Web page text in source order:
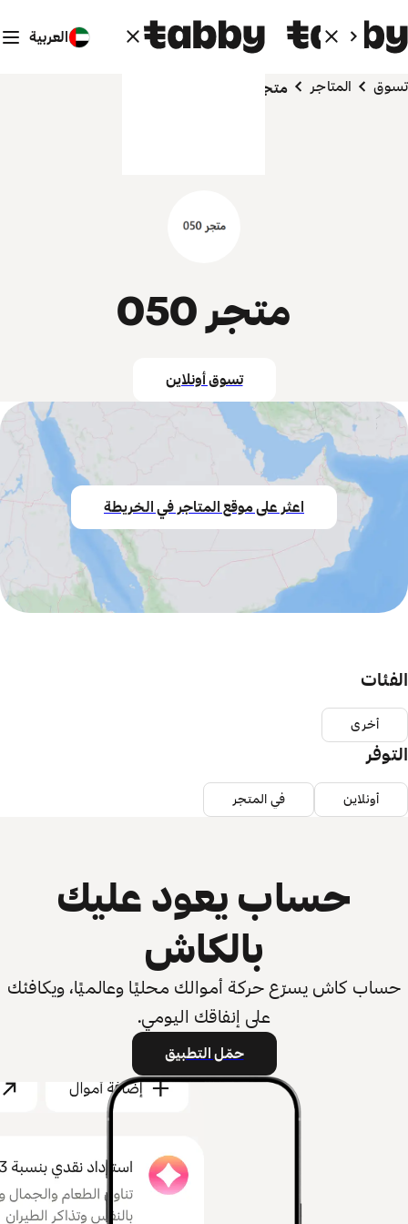
العربية
تسوق المتاجر متجر 050
متجر 050
تسوق أونلاين
اعثر على موقع المتاجر في الخريطة
الفئات
أخرى
التوفر
أونلاين في المتجر
حساب يعود عليك
بالكاش
حساب كاش يسرّع حركة أموالك محليًا وعالميًا، ويكافئك
على إنفاقك اليومي.
حمّل التطبيق